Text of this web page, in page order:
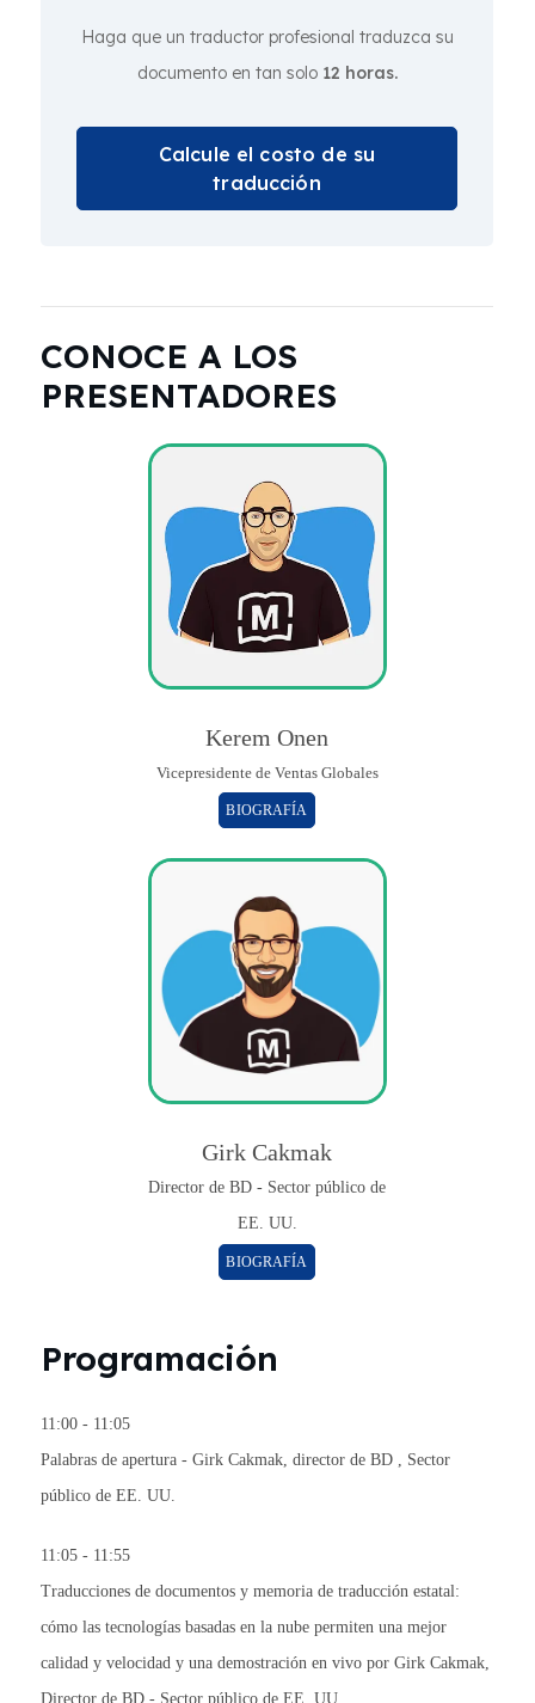
Haga que un traductor profesional traduzca su
documento en tan solo 12 horas.
Calcule el costo de su
traducción
CONOCE A LOS
PRESENTADORES
Kerem Onen
Vicepresidente de Ventas Globales
BIOGRAFÍA
Girk Cakmak
Director de BD - Sector público de
EE. UU.
BIOGRAFÍA
Programación
11:00 - 11:05
Palabras de apertura - Girk Cakmak, director de BD , Sector
público de EE. UU.
11:05 - 11:55
Traducciones de documentos y memoria de traducción estatal:
cómo las tecnologías basadas en la nube permiten una mejor
calidad y velocidad y una demostración en vivo por Girk Cakmak,
Director de BD - Sector público de EE. UU.